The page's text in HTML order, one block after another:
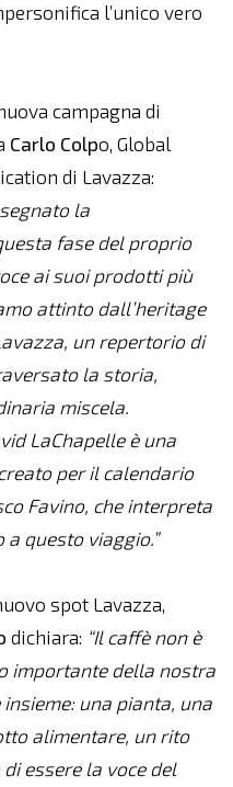
l’unico vero
campagna di
Carlo Colpo, Global
di Lavazza:
la
fase del proprio
ai suoi prodotti più
attinto dall’heritage
un repertorio di
la storia,
miscela.
LaChapelle è una
per il calendario
Favino, che interpreta
questo viaggio.”
spot Lavazza,
dichiara: “Il caffè non è
importante della nostra
una pianta, una
alimentare, un rito
essere la voce del